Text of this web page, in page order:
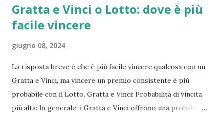
Gratta e Vinci o Lotto: dove è più
facile vincere
giugno 08, 2024
La risposta breve è che è più facile vincere qualcosa con un
Gratta e Vinci, ma vincere un premio consistente è più
probabile con il Lotto. Gratta e Vinci: Probabilità di vincita
più alta: In generale, i Gratta e Vinci offrono una probabilità